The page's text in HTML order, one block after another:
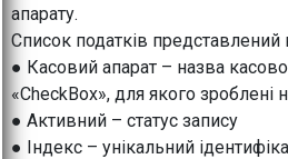
апарату.
Список податків представлений
● Касовий апарат – назва
«CheckBox», для якого зроблені
● Активний – статус запису
● Індекс – унікальний